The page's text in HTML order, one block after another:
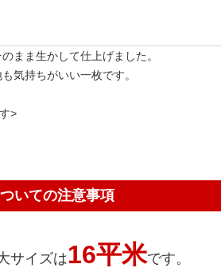
まま生かして仕上げました。
気持ちがいい一枚です。
>
いての注意事項
サイズは16平米です。